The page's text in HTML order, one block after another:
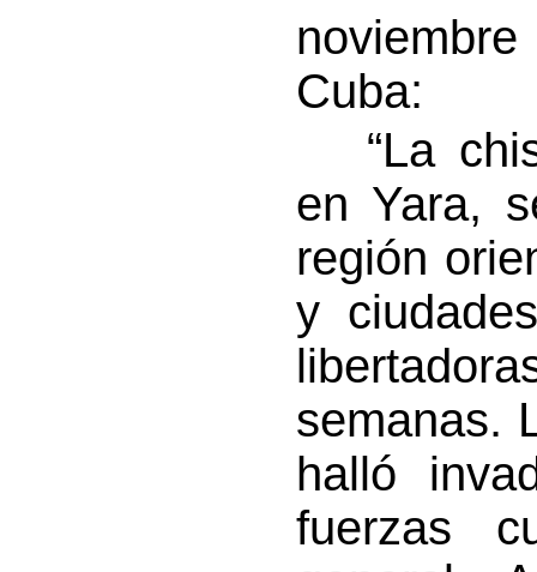
Cuba:
“La
en Yara,
región
y
semanas.
halló
fuerzas